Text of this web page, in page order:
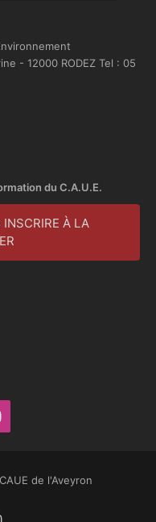
nvironnement
- 12000 RODEZ Tel : 05
du C.A.U.E.
INSCRIRE À LA
Instagram
de l'Aveyron